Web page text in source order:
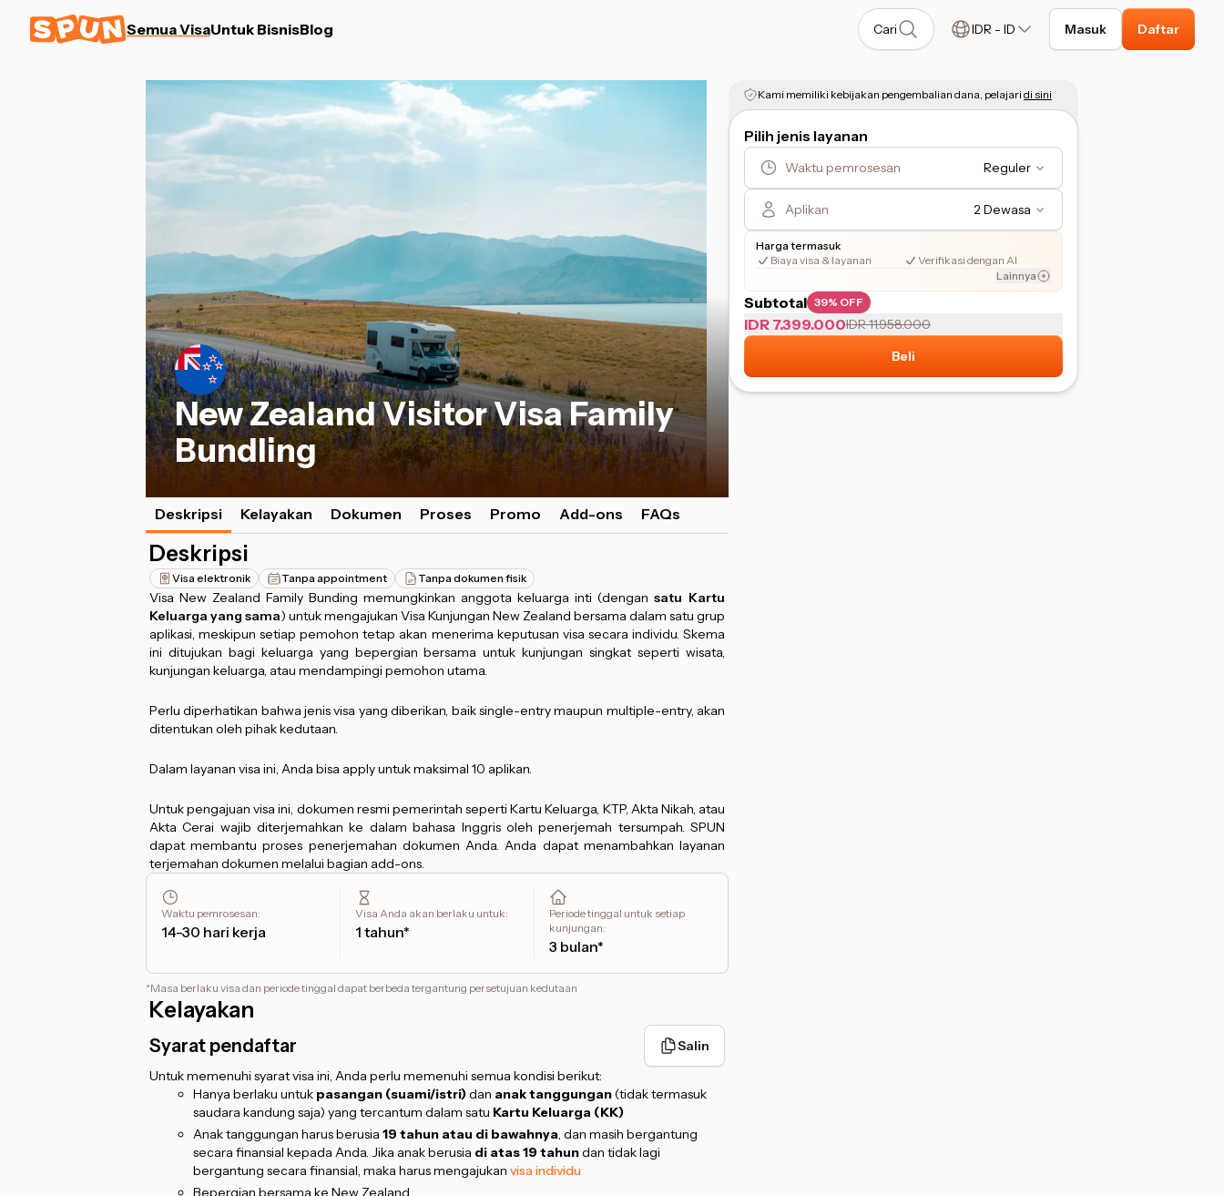
Semua VisaUntuk BisnisBlog Cari IDR - ID Masuk Daftar
New Zealand Visitor Visa Family
Bundling
Deskripsi Kelayakan Dokumen Proses Promo Add-ons FAQs
Deskripsi
Visa elektronik Tanpa appointment Tanpa dokumen fisik
Visa New Zealand Family Bunding memungkinkan anggota keluarga inti (dengan satu Kartu
Keluarga yang sama) untuk mengajukan Visa Kunjungan New Zealand bersama dalam satu grup
aplikasi, meskipun setiap pemohon tetap akan menerima keputusan visa secara individu. Skema
ini ditujukan bagi keluarga yang bepergian bersama untuk kunjungan singkat seperti wisata,
kunjungan keluarga, atau mendampingi pemohon utama.
Perlu diperhatikan bahwa jenis visa yang diberikan, baik single-entry maupun multiple-entry, akan
ditentukan oleh pihak kedutaan.
Dalam layanan visa ini, Anda bisa apply untuk maksimal 10 aplikan.
Untuk pengajuan visa ini, dokumen resmi pemerintah seperti Kartu Keluarga, KTP, Akta Nikah, atau
Akta Cerai wajib diterjemahkan ke dalam bahasa Inggris oleh penerjemah tersumpah. SPUN
dapat membantu proses penerjemahan dokumen Anda. Anda dapat menambahkan layanan
terjemahan dokumen melalui bagian add-ons.
Waktu pemrosesan:
14-30 hari kerja
Visa Anda akan berlaku untuk:
1 tahun*
Periode tinggal untuk setiap
kunjungan:
3 bulan*
*Masa berlaku visa dan periode tinggal dapat berbeda tergantung persetujuan kedutaan
Kelayakan
Syarat pendaftar
Salin
Untuk memenuhi syarat visa ini, Anda perlu memenuhi semua kondisi berikut:
Hanya berlaku untuk pasangan (suami/istri)dan anak tanggungan(tidak termasuk
saudara kandung saja) yang tercantum dalam satu Kartu Keluarga (KK)
Anak tanggungan harus berusia 19 tahun atau di bawahnya, dan masih bergantung
secara finansial kepada Anda. Jika anak berusia di atas 19 tahundan tidak lagi
bergantung secara finansial, maka harus mengajukan visa individu
Bepergian bersama ke New Zealand
Kami memiliki kebijakan pengembalian dana, pelajari di sini
Pilih jenis layanan
Waktu pemrosesan Reguler
Aplikan 2 Dewasa
Harga termasuk
Biaya visa & layanan
Verifikasi dengan AI
Lainnya
Subtotal 39% OFF
IDR 7.399.000IDR 11.958.000
Beli